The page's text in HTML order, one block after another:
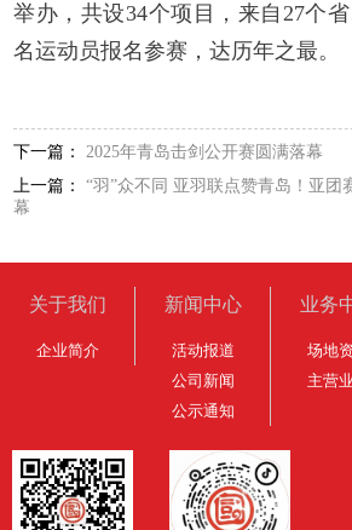
举办，共设34个项目，来自27个
名运动员报名参赛，达历年之最。
下一篇： 2025年青岛击剑公开赛圆满落幕
上一篇： “羽”众不同 亚羽联点赞青岛！亚团
幕
关于我们
企业简介
新闻中心
活动报道
公司新闻
公示通知
业务
场地
主营